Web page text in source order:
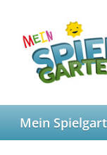
content
Mein